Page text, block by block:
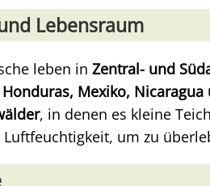
Lebensraum
leben in Zentral- und
Mexiko, Nicaragua
, in denen es kleine
Luftfeuchtigkeit, um zu